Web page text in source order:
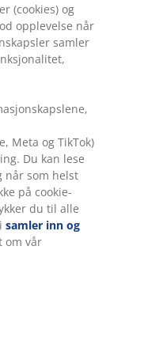
(cookies) og
opplevelse når
samler
Meta og TikTok)
Du kan lese
når som helst
på cookie-
du til alle
samler inn og
om vår